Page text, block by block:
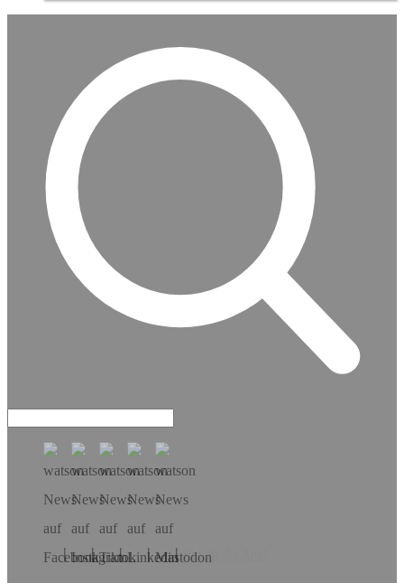
Hol dir die App!